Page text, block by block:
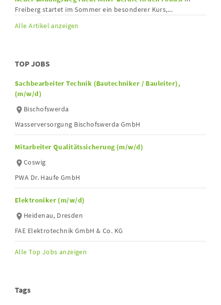
Freiberg startet im Sommer ein besonderer Kurs,...
Alle Artikel anzeigen
TOP JOBS
Sachbearbeiter Technik (Bautechniker / Bauleiter),
(m/w/d)
Bischofswerda
Wasserversorgung Bischofswerda GmbH
Mitarbeiter Qualitätssicherung (m/w/d)
Coswig
PWA Dr. Haufe GmbH
Elektroniker (m/w/d)
Heidenau, Dresden
FAE Elektrotechnik GmbH & Co. KG
Alle Top Jobs anzeigen
Tags